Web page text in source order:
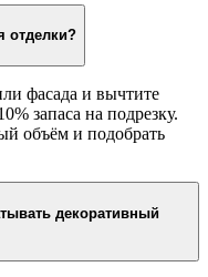
отделки?
фасада и вычтите
запаса на подрезку.
объём и подобрать
декоративный